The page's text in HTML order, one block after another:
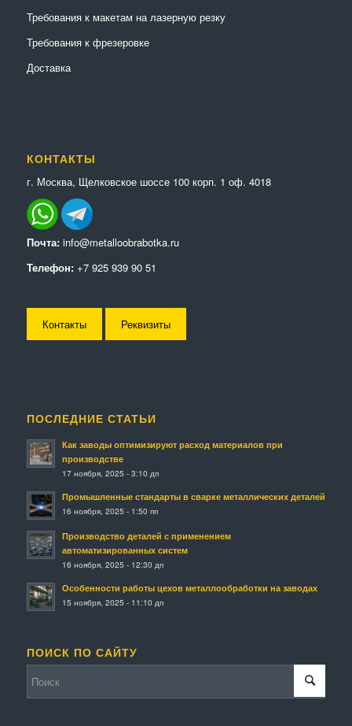
Требования к макетам на лазерную резку
Требования к фрезеровке
Доставка
КОНТАКТЫ
г. Москва, Щелковское шоссе 100 корп. 1 оф. 4018
Почта: info@metalloobrabotka.ru
Телефон: +7 925 939 90 51
Контакты Реквизиты
ПОСЛЕДНИЕ СТАТЬИ
Как заводы оптимизируют расход материалов при
производстве
17 ноября, 2025 - 3:10 дп
Промышленные стандарты в сварке металлических деталей
16 ноября, 2025 - 1:50 пп
Производство деталей с применением
автоматизированных систем
16 ноября, 2025 - 12:30 дп
Особенности работы цехов металлообработки на заводах
15 ноября, 2025 - 11:10 дп
ПОИСК ПО САЙТУ